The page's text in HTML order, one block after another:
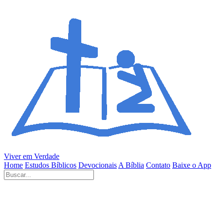
Viver em Verdade
Home Estudos Bíblicos Devocionais A Bíblia Contato Baixe o App